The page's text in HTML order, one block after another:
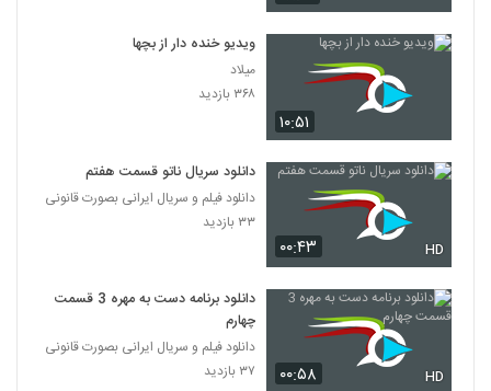
۱۰:۵۱
ویدیو خنده دار از بچها
میلاد
۳۶۸ بازدید
۰۰:۴۳ HD
دانلود سریال ناتو قسمت هفتم
دانلود فیلم و سریال ایرانی بصورت قانونی
۳۳ بازدید
۰۰:۵۸ HD
دانلود برنامه دست به مهره 3 قسمت
چهارم
دانلود فیلم و سریال ایرانی بصورت قانونی
۳۷ بازدید